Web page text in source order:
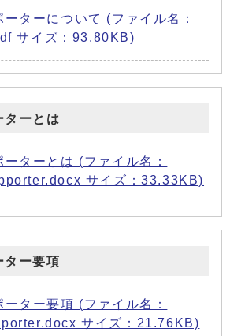
ターについて (ファイル名：
サイズ：93.80KB)
ターとは
ターとは (ファイル名：
サイズ：33.33KB)
ター要項
ター要項 (ファイル名：
サイズ：21.76KB)